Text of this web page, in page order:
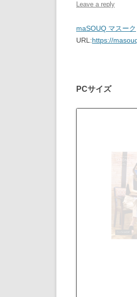
Leave a reply
maSOUQ マスーク
URL:https://
PCサイズ